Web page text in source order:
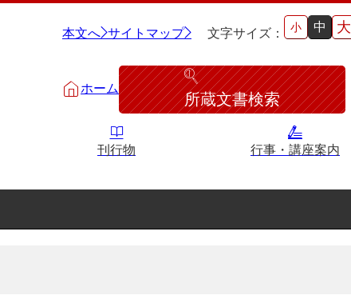
本文へ サイトマップ 文字サイズ： 小 中 大
ホーム
所蔵文書検索
刊行物 行事・講座案内